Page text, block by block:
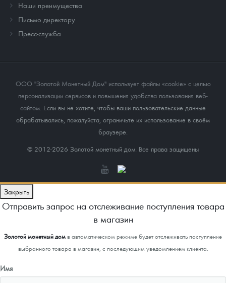
Наши преимущества
Письмо директору
Пресс-служба
ООО "Золотой Монетный Дом" использует файлы «cookie» с целью
персонализации сервисов и повышения удобства пользования веб-
сайтом. Если вы не хотите, чтобы ваши пользовательские данные
обрабатывались, пожалуйста, ограничьте их использование в своём
браузере.
© 2012-2026 Золотой монетный дом. Все права защищены
Закрыть
Отправить запрос на отслеживание поступления товара
в магазин
Золотой монетный домв автоматическом режиме будет отслеживать поступление
выбранного товара в магазин, с последующим уведомлением клиента.
Имя